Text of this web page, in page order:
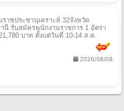
ราชประชานุเคราะห์ 32จังหวัด
นี รับสมัครพนักงานราชการ 1 อัตรา
บาท ตั้งแต่วันที่ 10-14 ส.ค.
2026/08/08